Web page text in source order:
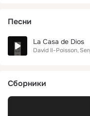
Песни
La Casa de Dios
David Il-Poisson
Сборники